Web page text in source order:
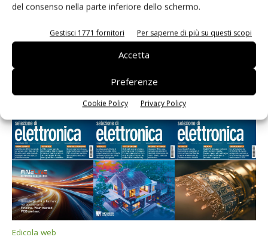
del consenso nella parte inferiore dello schermo.
Gestisci 1771 fornitori Per saperne di più su questi scopi
Accetta
Preferenze
Cookie Policy Privacy Policy
Selezione di elettronica
Edicola web